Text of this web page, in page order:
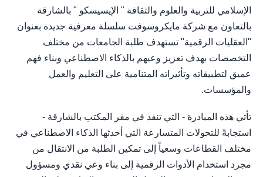
الإسلامي للتربية والعلوم والثقافة " الإيسيسكو " بالشارقة
بالتعاون مع شركة مايكروسوفت سلسلة معرفية جديدة بعنوان
"العقليات الرقمية" تستهدف طلبة الجامعات من مختلف
التخصصات بهدف تعزيز وعيهم بالذكاء الاصطناعي وبناء فهم
عميق لتطبيقاته وتأثيراته المتنامية على التعليم والعمل
والمؤسسات.
تأتي هذه المبادرة - التي تنفذ في مقر المكتب بالشارقة -
استجابةً للتحولات المتسارعة التي أحدثها الذكاء الاصطناعي في
مختلف القطاعات وسعياً إلى تمكين الطلبة من الانتقال من
مجرد استخدام الأدوات الرقمية إلى بناء وعي نقدي ومسؤول